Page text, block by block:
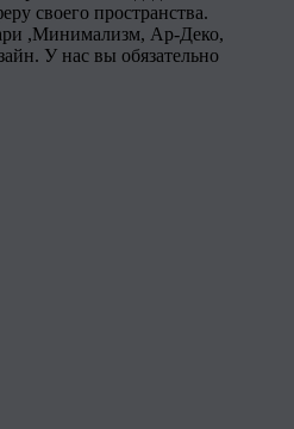
своего пространства.
,Минимализм, Ар-Деко,
У нас вы обязательно